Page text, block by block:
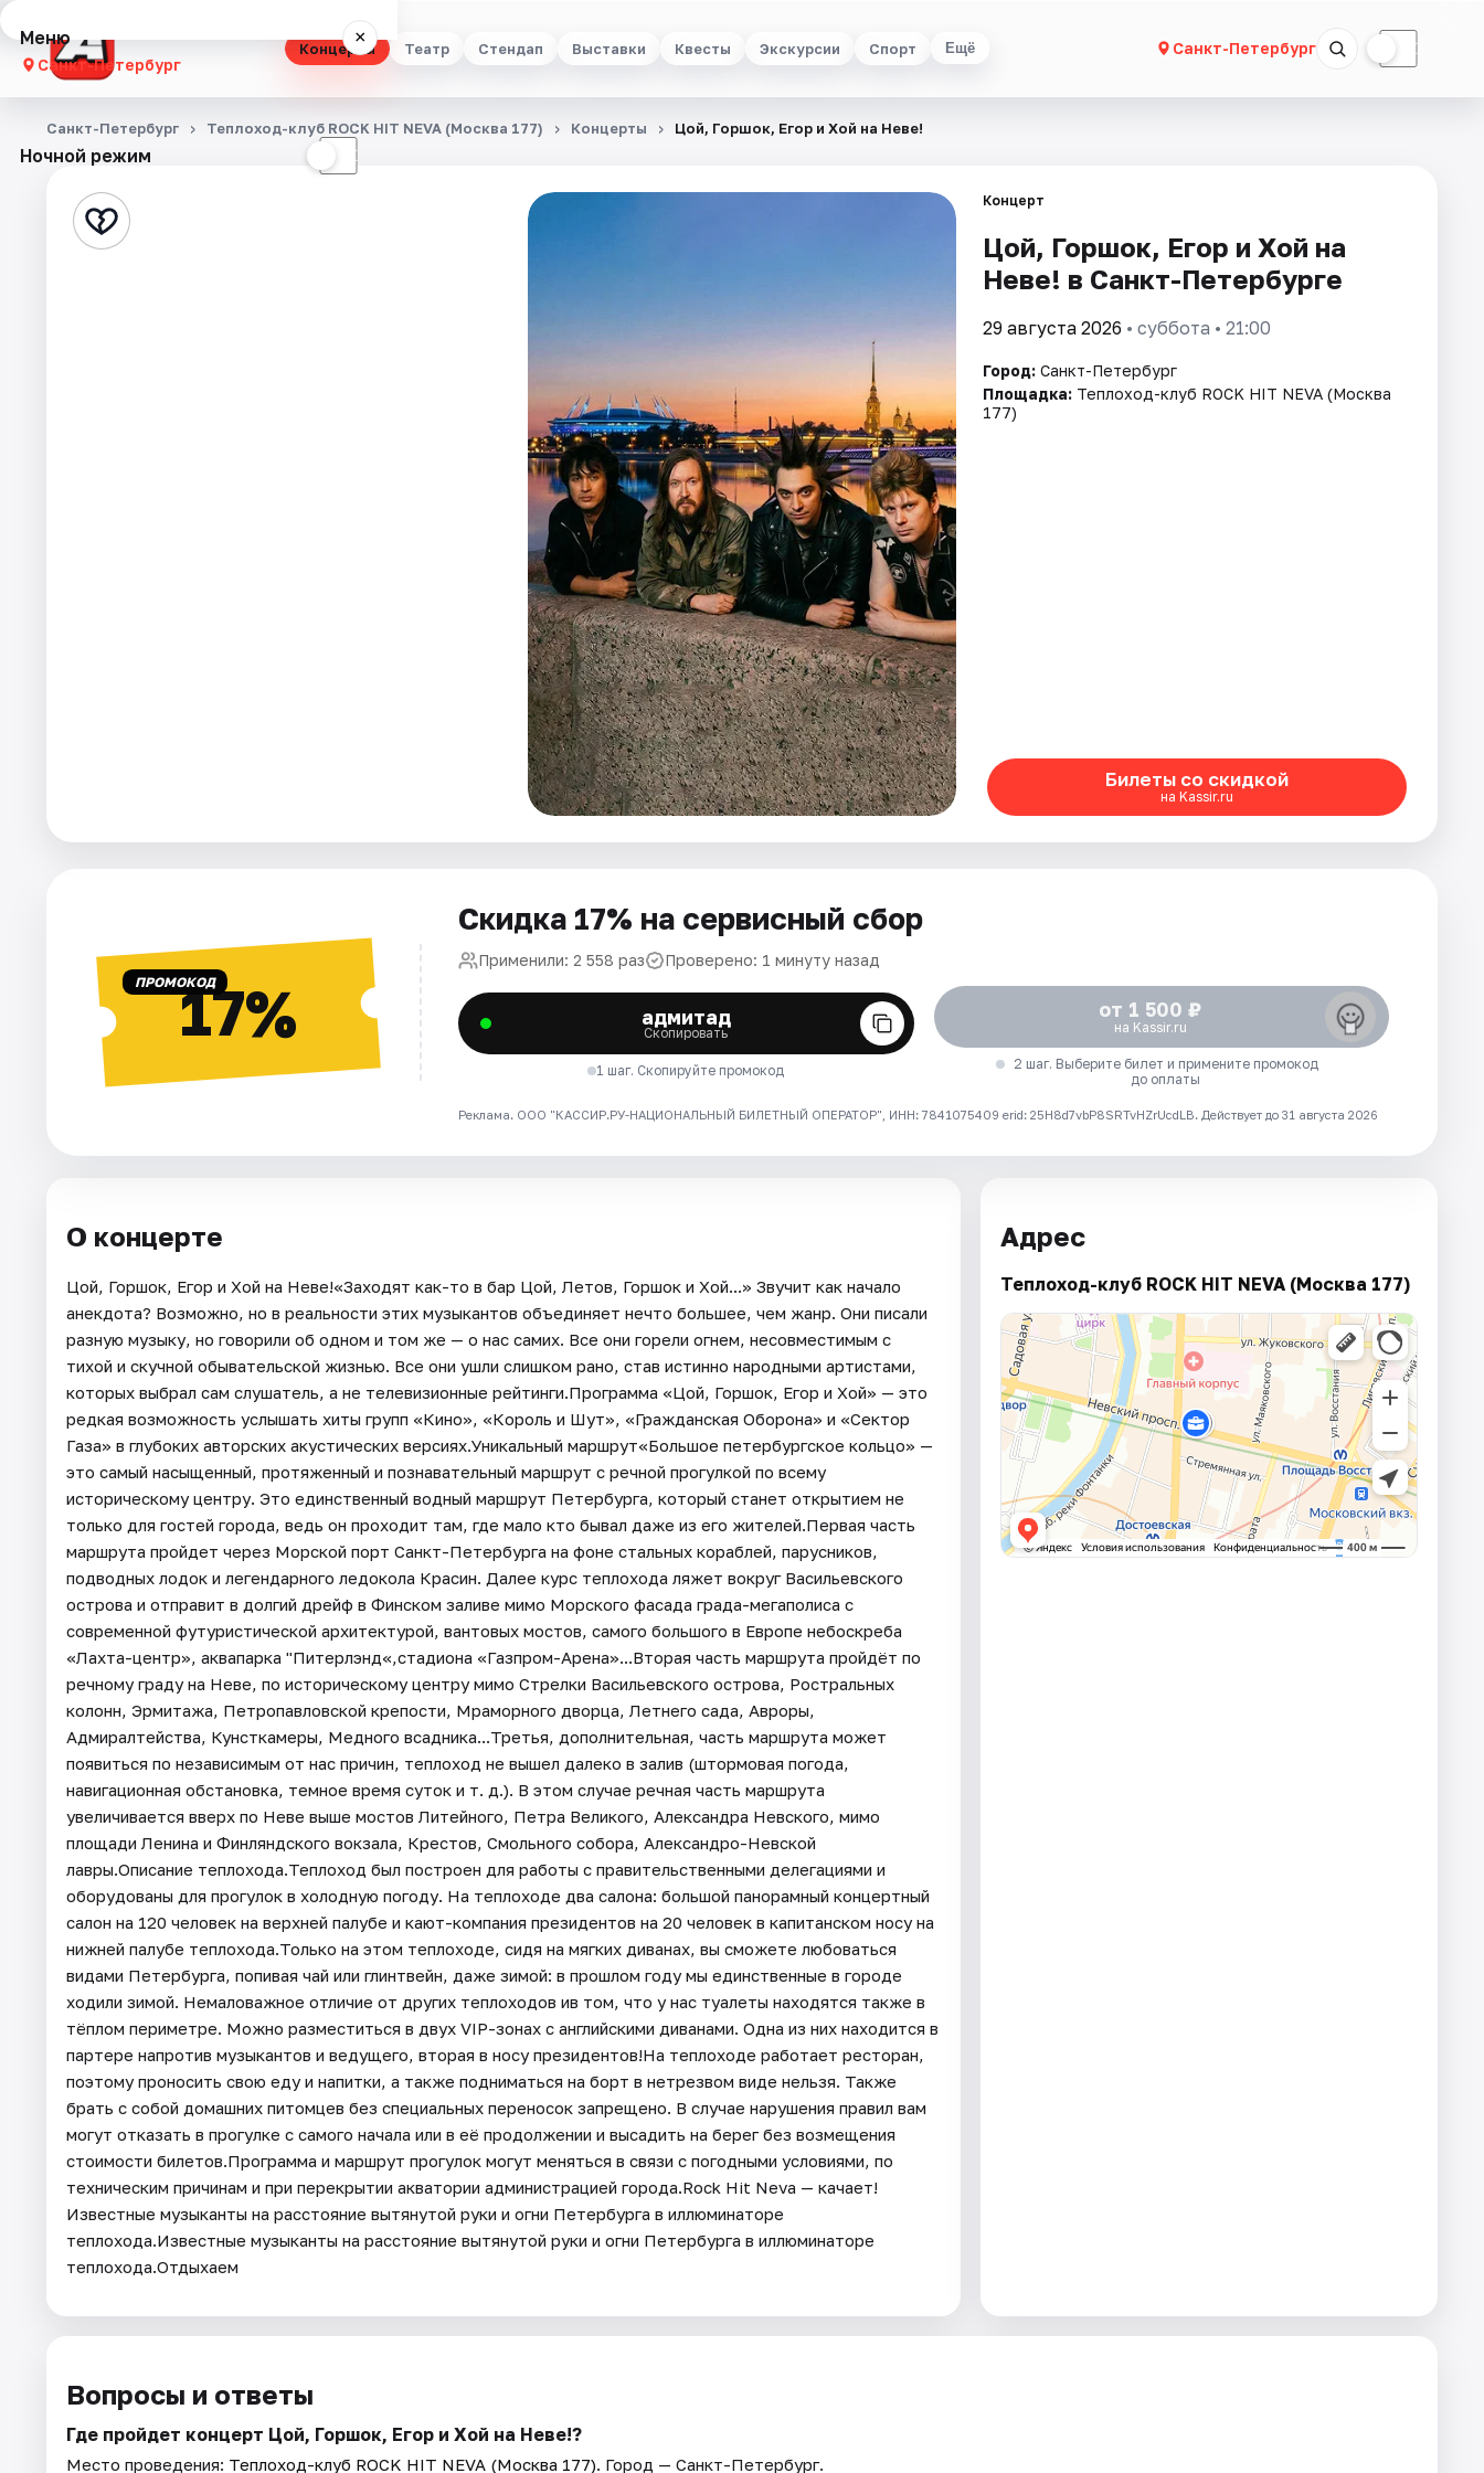
Концерты Театр Стендап Выставки Квесты Экскурсии Спорт Ещё Санкт-Петербург ☾
Меню ×
Санкт-Петербург
Концерты
Стендап
Ночной режим ☾
Санкт-Петербург Теплоход-клуб ROCK HIT NEVA (Москва 177) Концерты Цой, Горшок, Егор и Хой на Неве!
Концерт
Цой, Горшок, Егор и Хой на
Неве! в Санкт-Петербурге
29 августа 2026 • суббота • 21:00
Город: Санкт-Петербург
Площадка: Теплоход-клуб ROCK HIT NEVA (Москва
177)
Билеты со скидкой
на Kassir.ru
ПРОМОКОД17%
Скидка 17% на сервисный сбор
Применили: 2 558 раз Проверено: 1 минуту назад
адмитад
Скопировать
1 шаг. Скопируйте промокод
от 1 500 ₽
на Kassir.ru
2 шаг. Выберите билет и примените промокод
до оплаты
Реклама. ООО "КАССИР.РУ-НАЦИОНАЛЬНЫЙ БИЛЕТНЫЙ ОПЕРАТОР", ИНН: 7841075409 erid: 25H8d7vbP8SRTvHZrUcdLB. Действует до 31 августа 2026
О концерте
Цой, Горшок, Егор и Хой на Неве!«Заходят как-то в бар Цой, Летов, Горшок и Хой...» Звучит как начало
анекдота? Возможно, но в реальности этих музыкантов объединяет нечто большее, чем жанр. Они писали
разную музыку, но говорили об одном и том же — о нас самих. Все они горели огнем, несовместимым с
тихой и скучной обывательской жизнью. Все они ушли слишком рано, став истинно народными артистами,
которых выбрал сам слушатель, а не телевизионные рейтинги.Программа «Цой, Горшок, Егор и Хой» — это
редкая возможность услышать хиты групп «Кино», «Король и Шут», «Гражданская Оборона» и «Сектор
Газа» в глубоких авторских акустических версиях.Уникальный маршрут«Большое петербургское кольцо» —
это самый насыщенный, протяженный и познавательный маршрут с речной прогулкой по всему
историческому центру. Это единственный водный маршрут Петербурга, который станет открытием не
только для гостей города, ведь он проходит там, где мало кто бывал даже из его жителей.Первая часть
маршрута пройдет через Морской порт Санкт-Петербурга на фоне стальных кораблей, парусников,
подводных лодок и легендарного ледокола Красин. Далее курс теплохода ляжет вокруг Васильевского
острова и отправит в долгий дрейф в Финском заливе мимо Морского фасада града-мегаполиса с
современной футуристической архитектурой, вантовых мостов, самого большого в Европе небоскреба
«Лахта-центр», аквапарка "Питерлэнд«,стадиона «Газпром-Арена»...Вторая часть маршрута пройдёт по
речному граду на Неве, по историческому центру мимо Стрелки Васильевского острова, Ростральных
колонн, Эрмитажа, Петропавловской крепости, Мраморного дворца, Летнего сада, Авроры,
Адмиралтейства, Кунсткамеры, Медного всадника...Третья, дополнительная, часть маршрута может
появиться по независимым от нас причин, теплоход не вышел далеко в залив (штормовая погода,
навигационная обстановка, темное время суток и т. д.). В этом случае речная часть маршрута
увеличивается вверх по Неве выше мостов Литейного, Петра Великого, Александра Невского, мимо
площади Ленина и Финляндского вокзала, Крестов, Смольного собора, Александро-Невской
лавры.Описание теплохода.Теплоход был построен для работы с правительственными делегациями и
оборудованы для прогулок в холодную погоду. На теплоходе два салона: большой панорамный концертный
салон на 120 человек на верхней палубе и кают-компания президентов на 20 человек в капитанском носу на
нижней палубе теплохода.Только на этом теплоходе, сидя на мягких диванах, вы сможете любоваться
видами Петербурга, попивая чай или глинтвейн, даже зимой: в прошлом году мы единственные в городе
ходили зимой. Немаловажное отличие от других теплоходов ив том, что у нас туалеты находятся также в
тёплом периметре. Можно разместиться в двух VIP-зонах с английскими диванами. Одна из них находится в
партере напротив музыкантов и ведущего, вторая в носу президентов!На теплоходе работает ресторан,
поэтому проносить свою еду и напитки, а также подниматься на борт в нетрезвом виде нельзя. Также
брать с собой домашних питомцев без специальных переносок запрещено. В случае нарушения правил вам
могут отказать в прогулке с самого начала или в её продолжении и высадить на берег без возмещения
стоимости билетов.Программа и маршрут прогулок могут меняться в связи с погодными условиями, по
техническим причинам и при перекрытии акватории администрацией города.Rock Hit Neva — качает!
Известные музыканты на расстояние вытянутой руки и огни Петербурга в иллюминаторе
теплохода.Известные музыканты на расстояние вытянутой руки и огни Петербурга в иллюминаторе
теплохода.Отдыхаем
Адрес
Теплоход-клуб ROCK HIT NEVA (Москва 177)
Вопросы и ответы
Где пройдет концерт Цой, Горшок, Егор и Хой на Неве!?
Место проведения: Теплоход-клуб ROCK HIT NEVA (Москва 177). Город — Санкт-Петербург.